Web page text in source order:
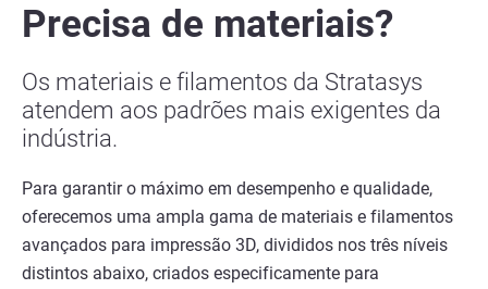
Precisa de materiais?
Os materiais e filamentos da Stratasys
atendem aos padrões mais exigentes da
indústria.
Para garantir o máximo em desempenho e qualidade,
oferecemos uma ampla gama de materiais e filamentos
avançados para impressão 3D, divididos nos três níveis
distintos abaixo, criados especificamente para